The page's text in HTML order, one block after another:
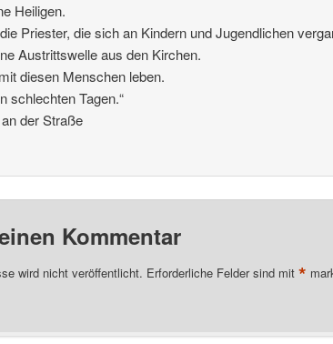
Heiligen.
Priester, die sich an Kindern und Jugendlichen
Austrittswelle aus den Kirchen.
diesen Menschen leben.
schlechten Tagen.“
der Straße
Kommentar
wird nicht veröffentlicht. Erforderliche Felder sind mit *